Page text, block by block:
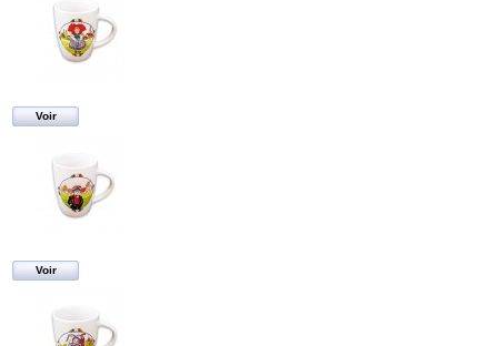
Voir
Voir